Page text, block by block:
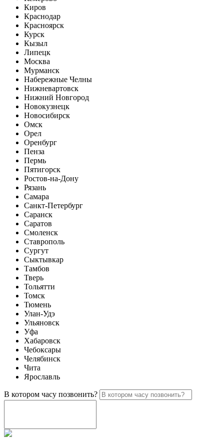
Киров
Краснодар
Красноярск
Курск
Кызыл
Липецк
Москва
Мурманск
Набережные Челны
Нижневартовск
Нижний Новгород
Новокузнецк
Новосибирск
Омск
Орел
Оренбург
Пенза
Пермь
Пятигорск
Ростов-на-Дону
Рязань
Самара
Санкт-Петербург
Саранск
Саратов
Смоленск
Ставрополь
Сургут
Сыктывкар
Тамбов
Тверь
Тольятти
Томск
Тюмень
Улан-Удэ
Ульяновск
Уфа
Хабаровск
Чебоксары
Челябинск
Чита
Ярославль
В котором часу позвонить?